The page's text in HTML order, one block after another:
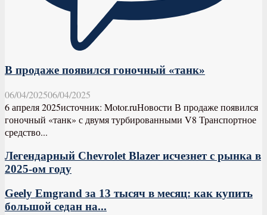
В продаже появился гоночный «танк»
06/04/202506/04/2025
6 апреля 2025источник: Motor.ruНовости В продаже появился
гоночный «танк» с двумя турбированными V8 Транспортное
средство...
Легендарный Chevrolet Blazer исчезнет с рынка в
2025-ом году
Geely Emgrand за 13 тысяч в месяц: как купить
большой седан на...